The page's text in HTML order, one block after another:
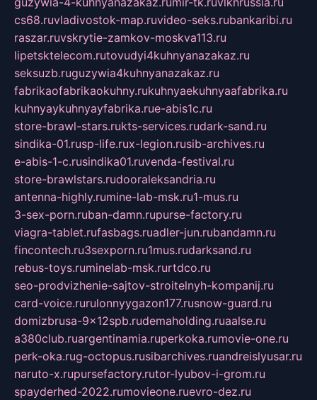
cs68.ruvladivostok-map.ruvideo-seks.rubankaribi.ru
raszar.ruvskrytie-zamkov-moskva113.ru
lipetsktelecom.rutovudyi4kuhnyanazakaz.ru
seksuzb.ruguzywia4kuhnyanazakaz.ru
fabrikaofabrikaokuhny.rukuhnyaekuhnyaafabrika.ru
kuhnyaykuhnyayfabrika.rue-abis1c.ru
store-brawl-stars.rukts-services.rudark-sand.ru
sindika-01.rusp-life.rux-legion.rusib-archives.ru
e-abis-1-c.rusindika01.ruvenda-festival.ru
store-brawlstars.rudooraleksandria.ru
antenna-highly.rumine-lab-msk.ru1-mus.ru
3-sex-porn.ruban-damn.rupurse-factory.ru
viagra-tablet.rufasbags.ruadler-jun.rubandamn.ru
fincontech.ru3sexporn.ru1mus.rudarksand.ru
rebus-toys.ruminelab-msk.rurtdco.ru
seo-prodvizhenie-sajtov-stroitelnyh-kompanij.ru
card-voice.rurulonnyygazon177.rusnow-guard.ru
domizbrusa-9x12spb.rudemaholding.ruaalse.ru
a380club.ruargentinamia.ruperkoka.rumovie-one.ru
perk-oka.rug-octopus.rusibarchives.ruandreislyusar.ru
naruto-x.rupursefactory.rutor-lyubov-i-grom.ru
spayderhed-2022.rumovieone.ruevro-dez.ru